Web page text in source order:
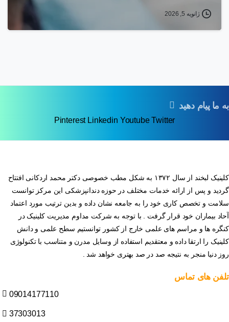
ژانویه 5, 2026
به ما پیام دهید
Twitter
Youtube
Linkedin
Pinterest
کلینیک لبخند از سال ۱۳۷۲ به شکل مطب خصوصی دکتر محمد اردکانی افتتاح
گردید و پس از ارائه خدمات مختلف در حوزه دندانپزشکی این مرکز توانست
سلامت و تخصص کاری خود را به جامعه نشان داده و بدین ترتیب مورد اعتماد
آحاد بیماران خود قرار گرفت . با توجه به شرکت مداوم مدیریت کلینیک در
کنگره ها و مراسم های علمی خارج از کشور توانستیم سطح علمی و دانش
کلینیک را ارتقا داده و معتقدیم استفاده از وسایل مدرن و متناسب با تکنولوژی
روز دنیا منجر به نتیجه صد در صد بهتری خواهد شد .
تلفن های تماس
09014177110
37303013